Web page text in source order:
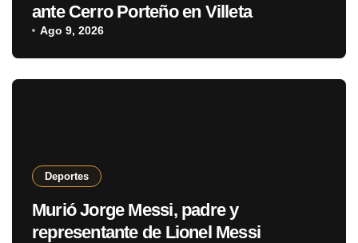
ante Cerro Porteño en Villeta
Ago 9, 2026
Deportes
Murió Jorge Messi, padre y
representante de Lionel Messi